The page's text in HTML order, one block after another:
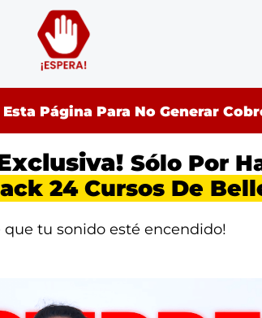
Página Para No Generar
Sólo Por
24 Cursos De
que tu sonido esté encendido!